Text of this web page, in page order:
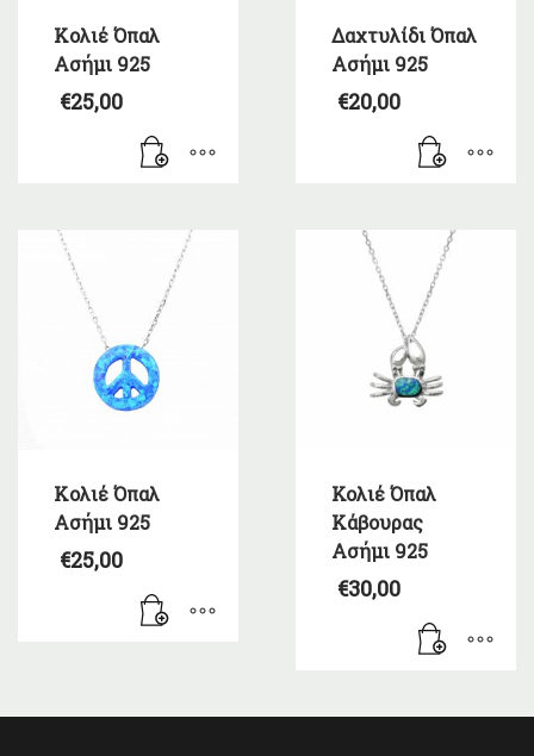
Kολιέ Όπαλ
Ασήμι 925
€25,00
Δαχτυλίδι Όπαλ
Ασήμι 925
€20,00
Kολιέ Όπαλ
Ασήμι 925
€25,00
Κολιέ Όπαλ
Κάβουρας
Ασήμι 925
€30,00